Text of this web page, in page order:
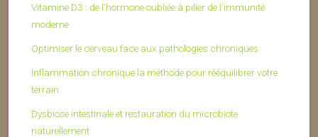
Vitamine D3 : de l’hormone oubliée à pilier de l’immunité
moderne
Optimiser le cerveau face aux pathologies chroniques
Inflammation chronique la méthode pour rééquilibrer votre
terrain
Dysbiose intestinale et restauration du microbiote
naturellement